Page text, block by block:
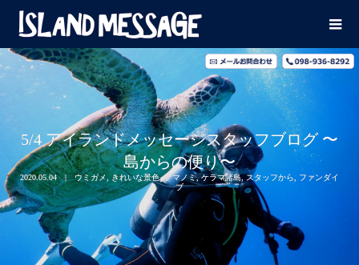
5/4 アイランドメッセージスタッフブログ 〜
島からの便り〜
2020.05.04 ウミガメ きれいな景色,クマノミ,ケラマ諸島,スタッフから
ファンダイ
ブ